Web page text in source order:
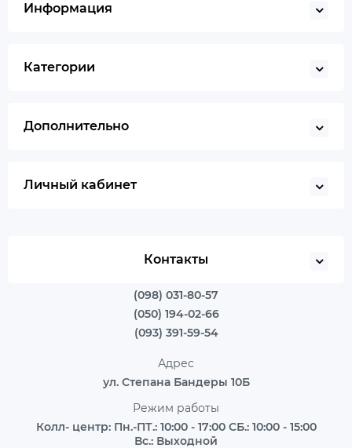
Информация
Категории
Дополнительно
Личный кабинет
Контакты
(098) 031-80-57
(050) 194-02-66
(093) 391-59-54
Адрес
ул. Степана Бандеры 10Б
Режим работы
Колл- центр: Пн.-ПТ.: 10:00 - 17:00 СБ.: 10:00 - 15:00
Вс.: Выходной